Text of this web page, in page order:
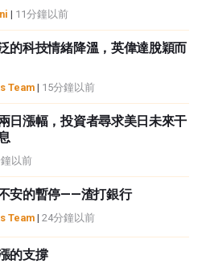
| 11分鐘以前
的科技情緒降溫，英偉達脫穎而
Team | 15分鐘以前
日漲幅，投資者尋求美日未來干
以前
安的暫停——渣打銀行
Team | 24分鐘以前
的支撐